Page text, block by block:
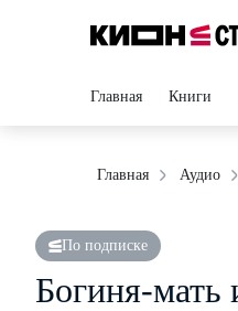
Главная Книги
Главная Аудио
По подписке
Богиня-мать